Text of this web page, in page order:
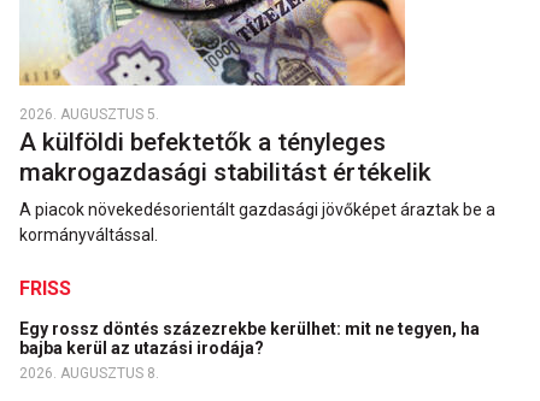
2026. AUGUSZTUS 5.
A külföldi befektetők a tényleges
makrogazdasági stabilitást értékelik
A piacok növekedésorientált gazdasági jövőképet áraztak be a
kormányváltással.
FRISS
Egy rossz döntés százezrekbe kerülhet: mit ne tegyen, ha
bajba kerül az utazási irodája?
2026. AUGUSZTUS 8.